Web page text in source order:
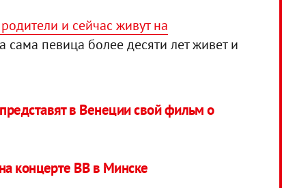
и сейчас живут на
сама певица более десяти лет живет и
в Венеции свой фильм о
концерте ВВ в Минске